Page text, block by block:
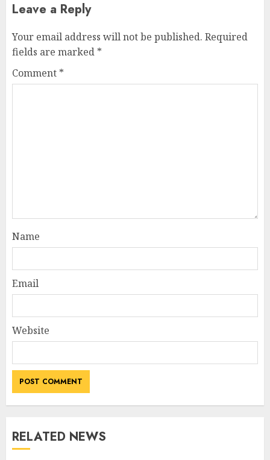
Leave a Reply
Your email address will not be published. Required
fields are marked *
Comment *
Name
Email
Website
RELATED NEWS